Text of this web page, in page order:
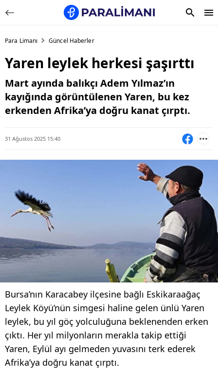
Para Limanı Güncel Haberler
Yaren leylek herkesi şaşırttı
Mart ayında balıkçı Adem Yılmaz’ın
kayığında görüntülenen Yaren, bu kez
erkenden Afrika’ya doğru kanat çırptı.
31 Ağustos 2025 15:40
Bursa’nın Karacabey ilçesine bağlı Eskikaraağaç
Leylek Köyü’nün simgesi haline gelen ünlü Yaren
leylek, bu yıl göç yolculuğuna beklenenden erken
çıktı. Her yıl milyonların merakla takip ettiği
Yaren, Eylül ayı gelmeden yuvasını terk ederek
Afrika’ya doğru kanat çırptı.